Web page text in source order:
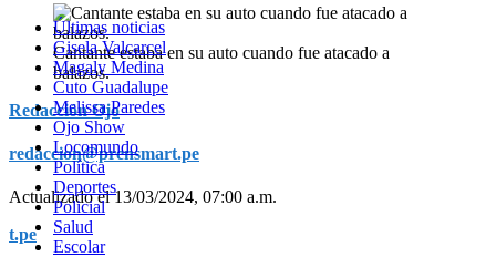
Últimas noticias
Gisela Valcarcel
Magaly Medina
Cuto Guadalupe
Melissa Paredes
Ojo Show
Locomundo
Política
Deportes
Policial
Salud
Escolar
Cantante estaba en su auto cuando fue atacado a
balazos.
Redacción Ojo
redaccion@prensmart.pe
Actualizado el 13/03/2024, 07:00 a.m.
t.pe